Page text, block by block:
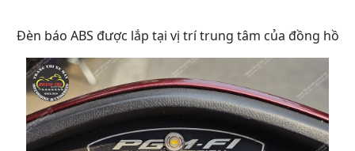
Đèn báo ABS được lắp tại vị trí trung tâm của đồng hồ